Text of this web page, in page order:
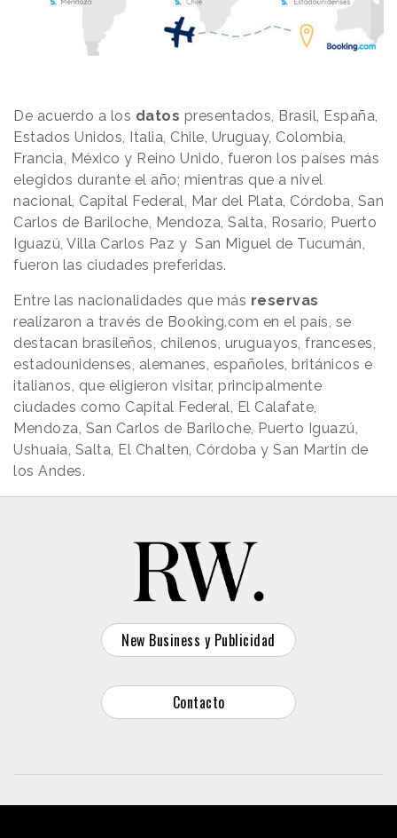
De acuerdo a los datos presentados, Brasil, España,
Estados Unidos, Italia, Chile, Uruguay, Colombia,
Francia, México y Reino Unido, fueron los países más
elegidos durante el año; mientras que a nivel
nacional, Capital Federal, Mar del Plata, Córdoba, San
Carlos de Bariloche, Mendoza, Salta, Rosario, Puerto
Iguazú, Villa Carlos Paz y San Miguel de Tucumán,
fueron las ciudades preferidas.
Entre las nacionalidades que más reservas
realizaron a través de Booking.com en el país, se
destacan brasileños, chilenos, uruguayos, franceses,
estadounidenses, alemanes, españoles, británicos e
italianos, que eligieron visitar, principalmente
ciudades como Capital Federal, El Calafate,
Mendoza, San Carlos de Bariloche, Puerto Iguazú,
Ushuaia, Salta, El Chalten, Córdoba y San Martin de
los Andes.
New Business y Publicidad
Contacto
© 2026 Reason Why